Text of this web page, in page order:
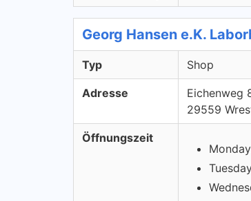
Georg Hansen e.K.
Typ Shop
Adresse
Eichenweg
29559
Öffnungszeit